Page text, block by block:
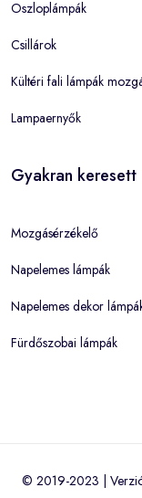
Oszloplámpák
Csillárok
Kültéri fali lámpák
Lampaernyők
Gyakran keresett
Mozgásérzékelő
Napelemes lámpák
Napelemes dekor
Fürdőszobai lámpák
© 2019-2023 |